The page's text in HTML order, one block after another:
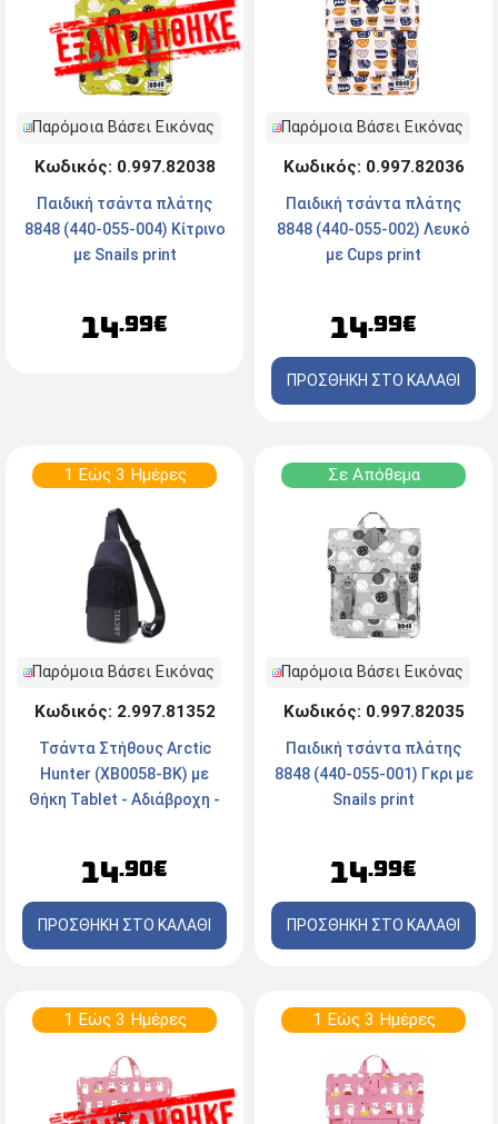
Παρόμοια Βάσει Εικόνας
Κωδικός: 0.997.82038
Παιδική τσάντα πλάτης
8848 (440-055-004) Κίτρινο
με Snails print
14.99€
Παρόμοια Βάσει Εικόνας
Κωδικός: 0.997.82036
Παιδική τσάντα πλάτης
8848 (440-055-002) Λευκό
με Cups print
14.99€
ΠΡΟΣΘΗΚΗ ΣΤΟ ΚΑΛΑΘΙ
1 Εώς 3 Ημέρες
Παρόμοια Βάσει Εικόνας
Κωδικός: 2.997.81352
Τσάντα Στήθους Arctic
Hunter (XB0058-BK) με
Θήκη Tablet - Αδιάβροχη -
14.90€
ΠΡΟΣΘΗΚΗ ΣΤΟ ΚΑΛΑΘΙ
Σε Απόθεμα
Παρόμοια Βάσει Εικόνας
Κωδικός: 0.997.82035
Παιδική τσάντα πλάτης
8848 (440-055-001) Γκρι με
Snails print
14.99€
ΠΡΟΣΘΗΚΗ ΣΤΟ ΚΑΛΑΘΙ
1 Εώς 3 Ημέρες 1 Εώς 3 Ημέρες